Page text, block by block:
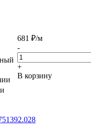
681 ₽/м
-
+
В корзину